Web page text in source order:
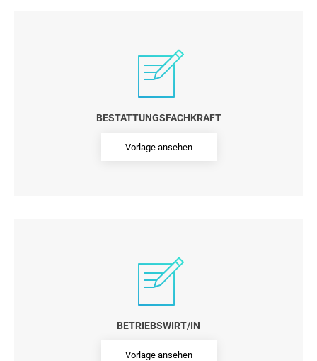
BESTATTUNGSFACHKRAFT
Vorlage ansehen
BETRIEBSWIRT/IN
Vorlage ansehen